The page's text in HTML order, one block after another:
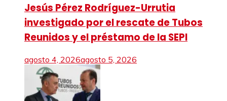
Jesús Pérez Rodríguez-Urrutia
investigado por el rescate de Tubos
Reunidos y el préstamo de la SEPI
agosto 4, 2026agosto 5, 2026